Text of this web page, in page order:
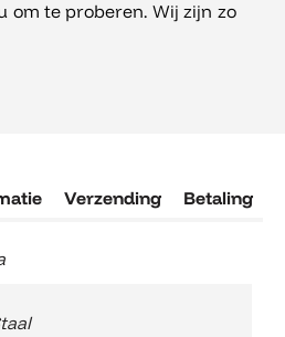
om te proberen. Wij zijn zo
Verzending Betaling